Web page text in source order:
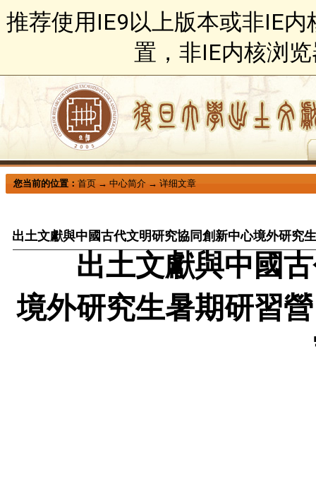
推荐使用IE9以上版本或非IE
置，非IE内核浏
您当前的位置：首页 →中心简介 →详细文章
出土文獻與中國古代文明研究協同創新中心境外研究
出土文獻與中國
境外研究生暑期研習